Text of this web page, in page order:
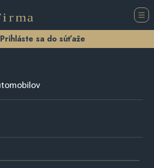
Prihláste sa do súťaže